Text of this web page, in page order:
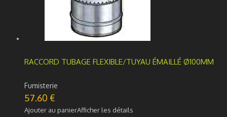
RACCORD TUBAGE FLEXIBLE/TUYAU ÉMAILLÉ Ø100MM
Fumisterie
57.60 €
Ajouter au panierAfficher les détails